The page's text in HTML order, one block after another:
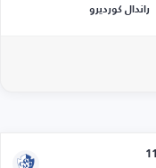
راندال كورديرو
11